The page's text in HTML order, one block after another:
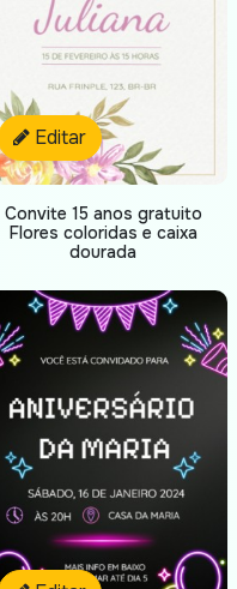
Editar
Convite 15 anos gratuito
Flores coloridas e caixa
dourada